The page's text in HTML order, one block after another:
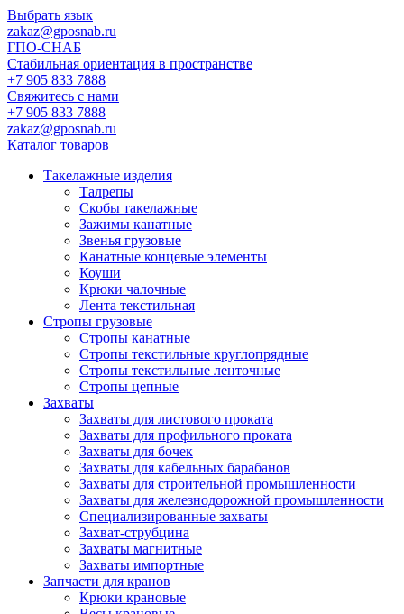
Выбрать язык
zakaz@gposnab.ru
ГПО-СНАБ
Стабильная ориентация в пространстве
+7 905 833 7888
Свяжитесь с нами
+7 905 833 7888
zakaz@gposnab.ru
Каталог товаров
Такелажные изделия
Талрепы
Скобы такелажные
Зажимы канатные
Звенья грузовые
Канатные концевые элементы
Коуши
Крюки чалочные
Лента текстильная
Стропы грузовые
Стропы канатные
Стропы текстильные круглопрядные
Стропы текстильные ленточные
Стропы цепные
Захваты
Захваты для листового проката
Захваты для профильного проката
Захваты для бочек
Захваты для кабельных барабанов
Захваты для строительной промышленности
Захваты для железнодорожной промышленности
Специализированные захваты
Захват-струбцина
Захваты магнитные
Захваты импортные
Запчасти для кранов
Крюки крановые